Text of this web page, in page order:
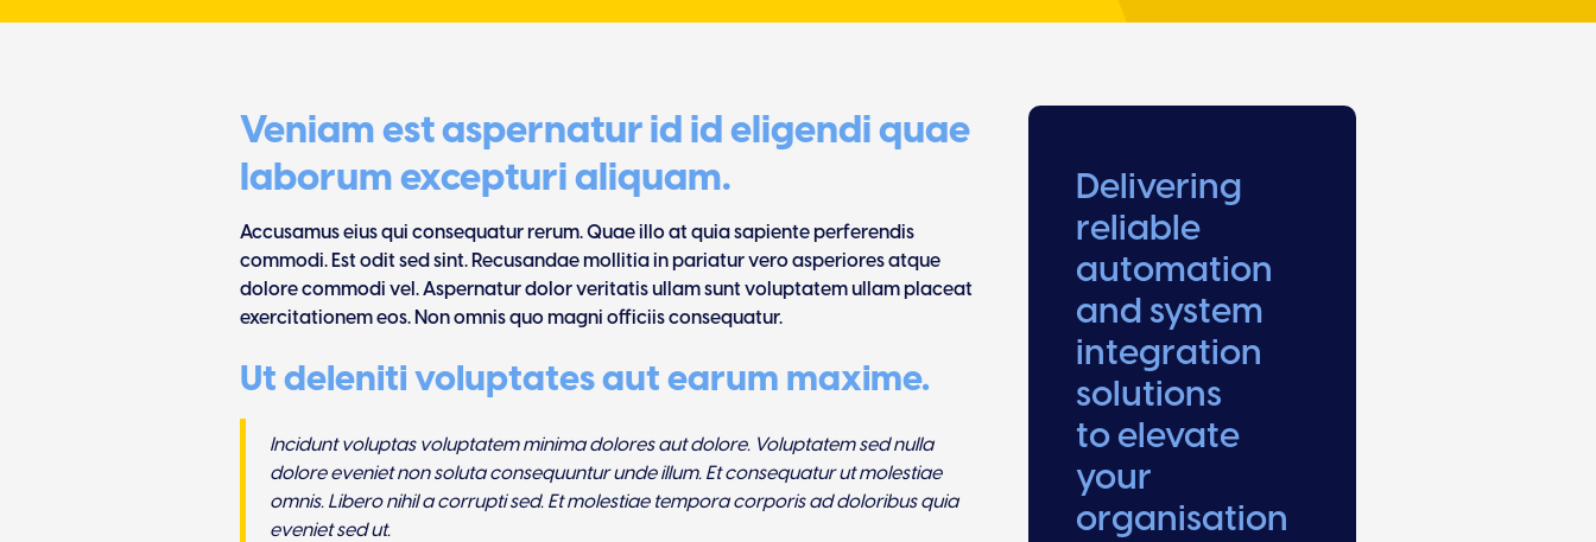
Veniam est aspernatur id id eligendi quae
laborum excepturi aliquam.
Accusamus eius qui consequatur rerum. Quae illo at quia sapiente perferendis
commodi. Est odit sed sint. Recusandae mollitia in pariatur vero asperiores atque
dolore commodi vel. Aspernatur dolor veritatis ullam sunt voluptatem ullam placeat
exercitationem eos. Non omnis quo magni officiis consequatur.
Ut deleniti voluptates aut earum maxime.
Incidunt voluptas voluptatem minima dolores aut dolore. Voluptatem sed nulla
dolore eveniet non soluta consequuntur unde illum. Et consequatur ut molestiae
omnis. Libero nihil a corrupti sed. Et molestiae tempora corporis ad doloribus quia
eveniet sed ut.
Delivering
reliable
automation
and system
integration
solutions
to elevate
your
organisation